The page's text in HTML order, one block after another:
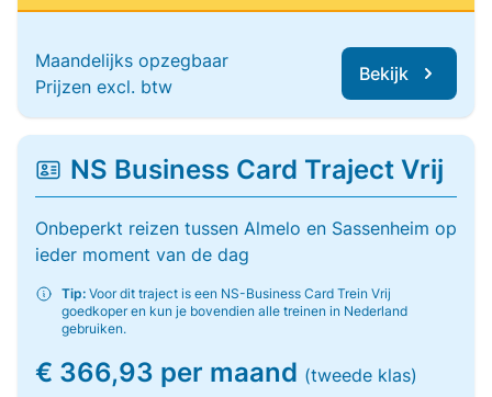
Maandelijks opzegbaar
Prijzen excl. btw
Bekijk
NS Business Card Traject Vrij
Onbeperkt reizen tussen Almelo en Sassenheim op
ieder moment van de dag
Tip: Voor dit traject is een NS-Business Card Trein Vrij
goedkoper en kun je bovendien alle treinen in Nederland
gebruiken.
€ 366,93 per maand (tweede klas)